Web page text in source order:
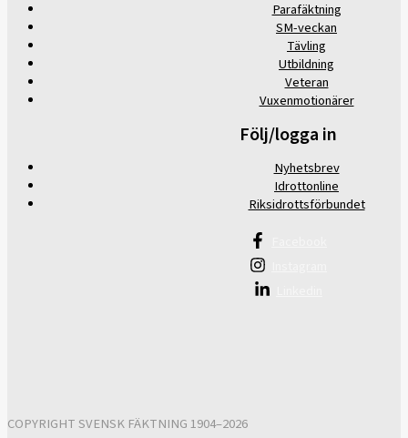
Parafäktning
SM-veckan
Tävling
Utbildning
Veteran
Vuxenmotionärer
Följ/logga in
Nyhetsbrev
Idrottonline
Riksidrottsförbundet
COPYRIGHT SVENSK FÄKTNING 1904–2026